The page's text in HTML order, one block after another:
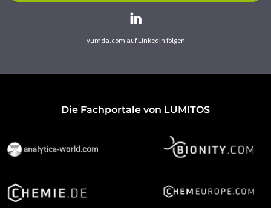
yumda.com auf LinkedIn folgen
Die Fachportale von LUMITOS